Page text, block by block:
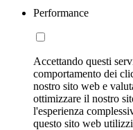
Performance
Accettando questi
comportamento dei
nostro sito web e
ottimizzare il nostro
l'esperienza
questo sito web